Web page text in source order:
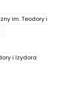
im. Teodory i
i Izydora